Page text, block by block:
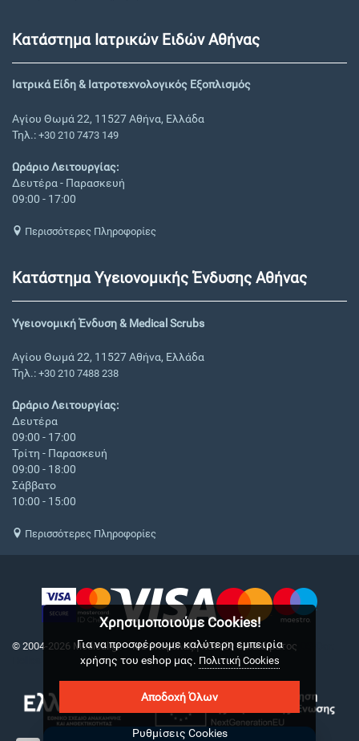
Κατάστημα Ιατρικών Ειδών Αθήνας
Ιατρικά Είδη & Ιατροτεχνολογικός Εξοπλισμός
Αγίου Θωμά 22, 11527 Αθήνα, Ελλάδα
Τηλ.: +30 210 7473 149
Ωράριο Λειτουργίας:
Δευτέρα - Παρασκευή
09:00 - 17:00
Περισσότερες Πληροφορίες
Κατάστημα Υγειονομικής Ένδυσης Αθήνας
Υγειονομική Ένδυση & Medical Scrubs
Αγίου Θωμά 22, 11527 Αθήνα, Ελλάδα
Τηλ.: +30 210 7488 238
Ωράριο Λειτουργίας:
Δευτέρα
09:00 - 17:00
Τρίτη - Παρασκευή
09:00 - 18:00
Σάββατο
10:00 - 15:00
Περισσότερες Πληροφορίες
© 2004-2026 Medical.gr. - Με επιφύλαξη παντός δικαιώματος
Χρησιμοποιούμε Cookies!
Για να προσφέρουμε καλύτερη εμπειρία
χρήσης του eshop μας. Πολιτική Cookies
Αποδοχή Όλων
Ρυθμίσεις Cookies